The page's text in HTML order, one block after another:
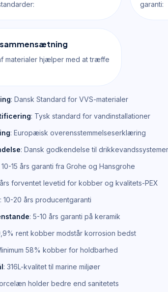
garanti:
materialer hjælper med at træffe
: Dansk Standard for VVS-materialer
: Tysk standard for vandinstallationer
: Europæisk overensstemmelseserklæring
: Dansk godkendelse til drikkevandssystemer
10-15 års garanti fra Grohe og Hansgrohe
forventet levetid for kobber og kvalitets-PEX
: 10-20 års producentgaranti
: 5-10 års garanti på keramik
rent kobber modstår korrosion bedst
58% kobber for holdbarhed
: 316L-kvalitet til marine miljøer
holder bedre end sanitetets